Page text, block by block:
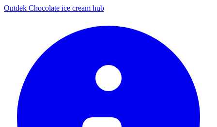
Ontdek Chocolate ice cream hub